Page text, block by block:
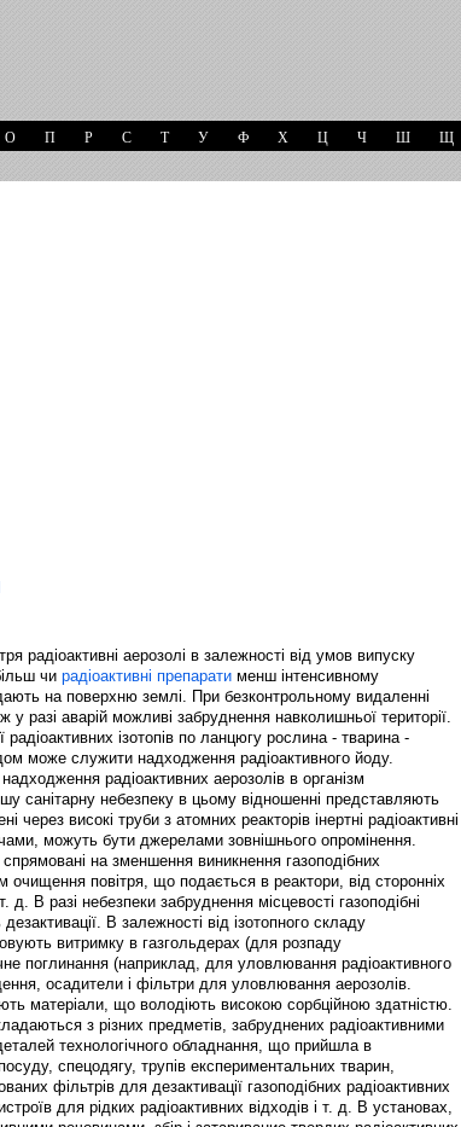
О П Р С Т У Ф Х Ц Ч Ш Щ
радіоактивні аерозолі в залежності від умов випуску
чи радіоактивні препарати менш інтенсивному
на поверхню землі. При безконтрольному видаленні
у разі аварій можливі забруднення навколишньої території.
ізотопів по ланцюгу рослина - тварина -
може служити надходження радіоактивного йоду.
радіоактивних аерозолів в організм
санітарну небезпеку в цьому відношенні представляють
через високі труби з атомних реакторів інертні радіоактивні
можуть бути джерелами зовнішнього опромінення.
на зменшення виникнення газоподібних
очищення повітря, що подається в реактори, від сторонніх
д. В разі небезпеки забруднення місцевості газоподібні
В залежності від ізотопного складу
витримку в газгольдерах (для розпаду
поглинання (наприклад, для уловлювання радіоактивного
осадители і фільтри для уловлювання аерозолів.
матеріали, що володіють високою сорбційною здатністю.
з різних предметів, забруднених радіоактивними
технологічного обладнання, що прийшла в
спецодягу, трупів експериментальних тварин,
фільтрів для дезактивації газоподібних радіоактивних
для рідких радіоактивних відходів і т. д. В установах,